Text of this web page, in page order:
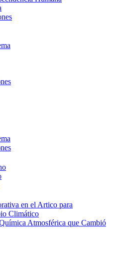
en el Artico para
Climático
Atmosférica que Cambió